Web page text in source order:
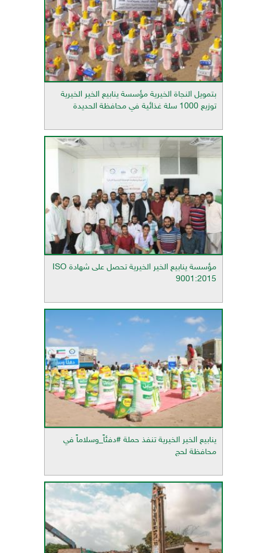
بتمويل النجاة الخيرية مؤسسة ينابيع الخير الخيرية
توزيع 1000 سلة غذائية في محافظة الحديدة
مؤسسة ينابيع الخير الخيرية تحصل على شهادة ISO
9001:2015
ينابيع الخير الخيرية تنفذ حملة #دفئاً_وسلاماً في
محافظة لحج